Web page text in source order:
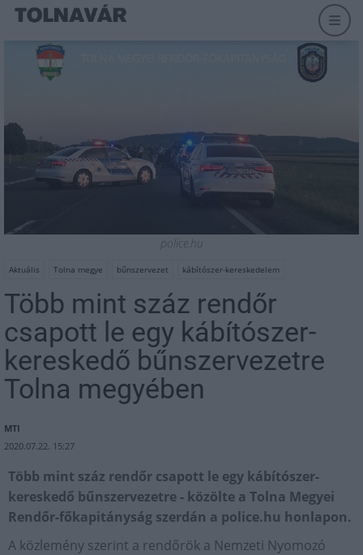
police.hu
Aktuális Tolna megye bűnszervezet kábítószer-kereskedelem
Több mint száz rendőr
csapott le egy kábítószer-
kereskedő bűnszervezetre
Tolna megyében
MTI
2020.07.22. 15:27
Több mint száz rendőr csapott le egy kábítószer-
kereskedő bűnszervezetre - közölte a Tolna Megyei
Rendőr-főkapitányság szerdán a police.hu honlapon.
A közlemény szerint a rendőrök a Nemzeti Nyomozó